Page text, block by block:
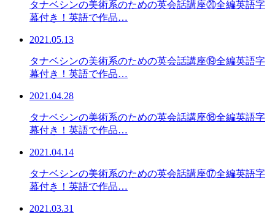
タナベシンの美術系のための英会話講座⑳全編英語字
幕付き！英語で作品…
2021.05.13
タナベシンの美術系のための英会話講座⑲全編英語字
幕付き！英語で作品…
2021.04.28
タナベシンの美術系のための英会話講座⑱全編英語字
幕付き！英語で作品…
2021.04.14
タナベシンの美術系のための英会話講座⑰全編英語字
幕付き！英語で作品…
2021.03.31